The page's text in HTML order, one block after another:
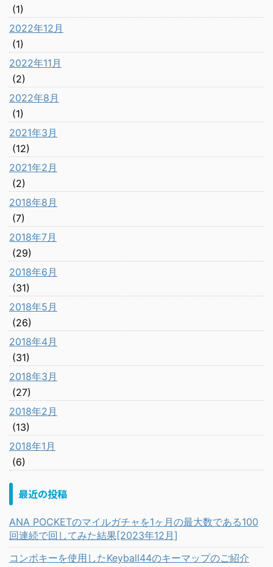
(1)
2022年12月
(1)
2022年11月
(2)
2022年8月
(1)
2021年3月
(12)
2021年2月
(2)
2018年8月
(7)
2018年7月
(29)
2018年6月
(31)
2018年5月
(26)
2018年4月
(31)
2018年3月
(27)
2018年2月
(13)
2018年1月
(6)
最近の投稿
ANA POCKETのマイルガチャを1ヶ月の最大数である100
回連続で回してみた結果[2023年12月]
コンボキーを使用したKeyball44のキーマップのご紹介